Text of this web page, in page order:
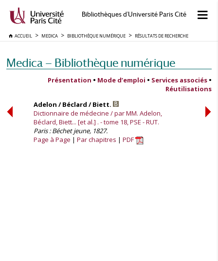
Bibliothèques d'Université Paris Cité
ACCUEIL MEDICA BIBLIOTHÈQUE NUMÉRIQUE RÉSULTATS DE RECHERCHE
Medica — Bibliothèque numérique
Présentation • Mode d’emploi • Services associés •
Réutilisations
Adelon / Béclard / Biett.
Dictionnaire de médecine / par MM. Adelon,
Béclard, Biett... [et al.] . - tome 18, PSE - RUT.
Paris : Béchet jeune, 1827.
Page à Page
Par chapitres PDF